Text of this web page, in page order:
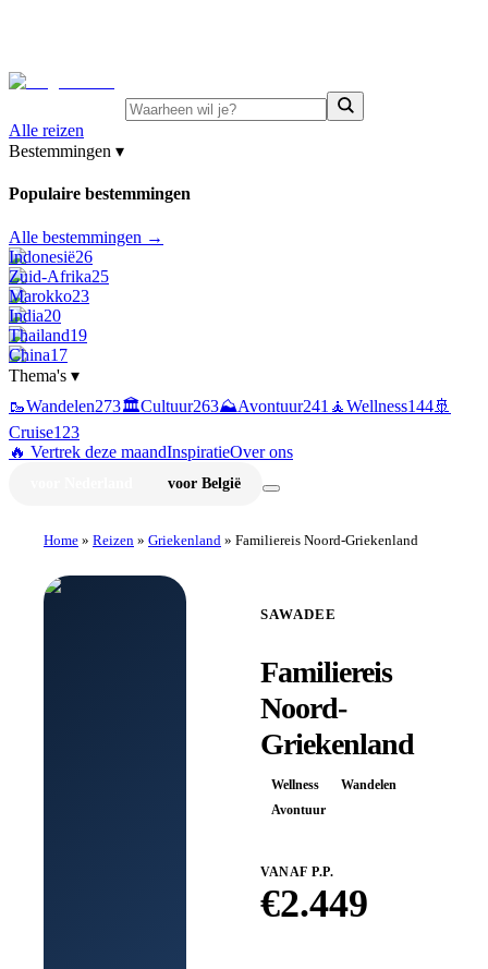
Alle reizen
Bestemmingen ▾
Populaire bestemmingen
Alle bestemmingen →
Indonesië26
Zuid-Afrika25
Marokko23
India20
Thailand19
China17
Thema's ▾
🥾Wandelen273🏛️Cultuur263⛰️Avontuur241 🧘Wellness144🚢
Cruise123
🔥 Vertrek deze maandInspiratieOver ons
voor België
Home » Reizen » Griekenland » Familiereis Noord-Griekenland
SAWADEE
Familiereis
Noord-
Griekenland
Wellness
Wandelen
Avontuur
VANAF P.P.
€2.449